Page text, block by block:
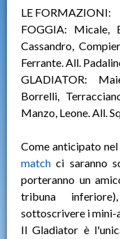
LE FORMAZIONI:
FOGGIA: Micale,
Cassandro,
Ferrante. All.
GLADIATOR:
Borrelli,
Manzo, Leone. All.
Come anticipato
match ci saranno
porteranno un
tribuna
sottoscrivere i mini-
Il Gladiator è